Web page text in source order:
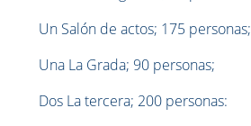
Un Salón de actos; 175 personas;
Una La Grada; 90 personas;
Dos La tercera; 200 personas: